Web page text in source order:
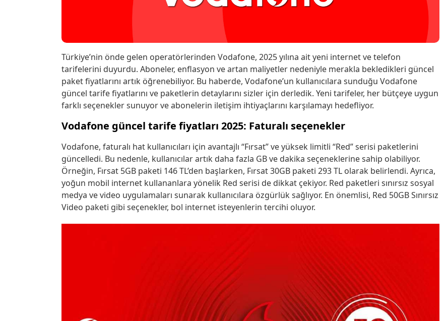
Türkiye’nin önde gelen operatörlerinden Vodafone, 2025 yılına ait yeni internet ve telefon
tarifelerini duyurdu. Aboneler, enflasyon ve artan maliyetler nedeniyle merakla bekledikleri güncel
paket fiyatlarını artık öğrenebiliyor. Bu haberde, Vodafone’un kullanıcılara sunduğu Vodafone
güncel tarife fiyatlarını ve paketlerin detaylarını sizler için derledik. Yeni tarifeler, her bütçeye uygun
farklı seçenekler sunuyor ve abonelerin iletişim ihtiyaçlarını karşılamayı hedefliyor.
Vodafone güncel tarife fiyatları 2025: Faturalı seçenekler
Vodafone, faturalı hat kullanıcıları için avantajlı “Fırsat” ve yüksek limitli “Red” serisi paketlerini
güncelledi. Bu nedenle, kullanıcılar artık daha fazla GB ve dakika seçeneklerine sahip olabiliyor.
Örneğin, Fırsat 5GB paketi 146 TL’den başlarken, Fırsat 30GB paketi 293 TL olarak belirlendi. Ayrıca,
yoğun mobil internet kullananlara yönelik Red serisi de dikkat çekiyor. Red paketleri sınırsız sosyal
medya ve video uygulamaları sunarak kullanıcılara özgürlük sağlıyor. En önemlisi, Red 50GB Sınırsız
Video paketi gibi seçenekler, bol internet isteyenlerin tercihi oluyor.